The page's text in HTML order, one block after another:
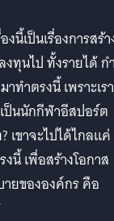
นี้เป็นเรื่องการสร้
ทุนไป ทั้งรายได้ ก
ำตรงนี้ เพราะเรา
ป็นนักกีฬาอีสปอร์ต
เขาจะไปได้ไกลแค่
นี้ เพื่อสร้างโอกาส
ยขององค์กร คือ